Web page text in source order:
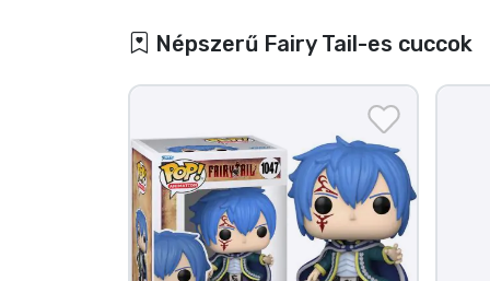
Népszerű Fairy Tail-es cuccok